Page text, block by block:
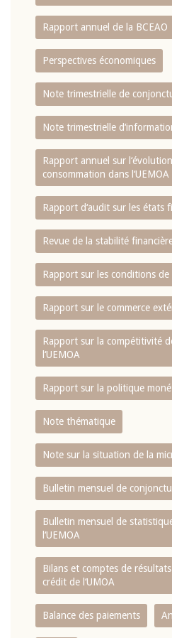
Rapport annuel de la BCEAO
Perspectives économiques
Note trimestrielle de
Note trimestrielle
Rapport annuel sur
consommation dans
Rapport d‘audit sur les états
Revue de la stabilité
Rapport sur les conditions de
Rapport sur le commerce
Rapport sur la compétitivité
l‘UEMOA
Rapport sur la politique
Note thématique
Note sur la situation de la
Bulletin mensuel de
Bulletin mensuel de
l‘UEMOA
Bilans et comptes de
crédit de l‘UMOA
Balance des paiements